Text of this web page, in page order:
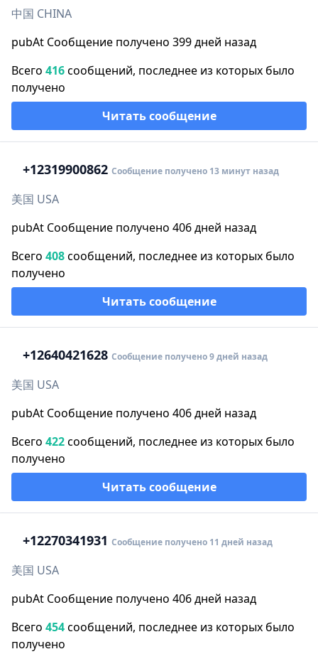
中国 CHINA
pubAt Сообщение получено 399 дней назад
Всего 416сообщений, последнее из которых было
получено
Читать сообщение
+12319900862 Сообщение получено 13 минут назад
美国 USA
pubAt Сообщение получено 406 дней назад
Всего 408сообщений, последнее из которых было
получено
Читать сообщение
+12640421628 Сообщение получено 9 дней назад
美国 USA
pubAt Сообщение получено 406 дней назад
Всего 422сообщений, последнее из которых было
получено
Читать сообщение
+12270341931 Сообщение получено 11 дней назад
美国 USA
pubAt Сообщение получено 406 дней назад
Всего 454сообщений, последнее из которых было
получено